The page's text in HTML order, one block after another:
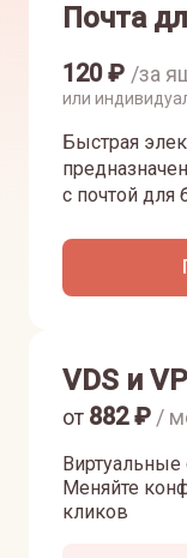
Почта
120₽ /за
или
Быстрая
с почтой для
VDS и
Виртуальные
Меняйте
кликов
от 882₽ /